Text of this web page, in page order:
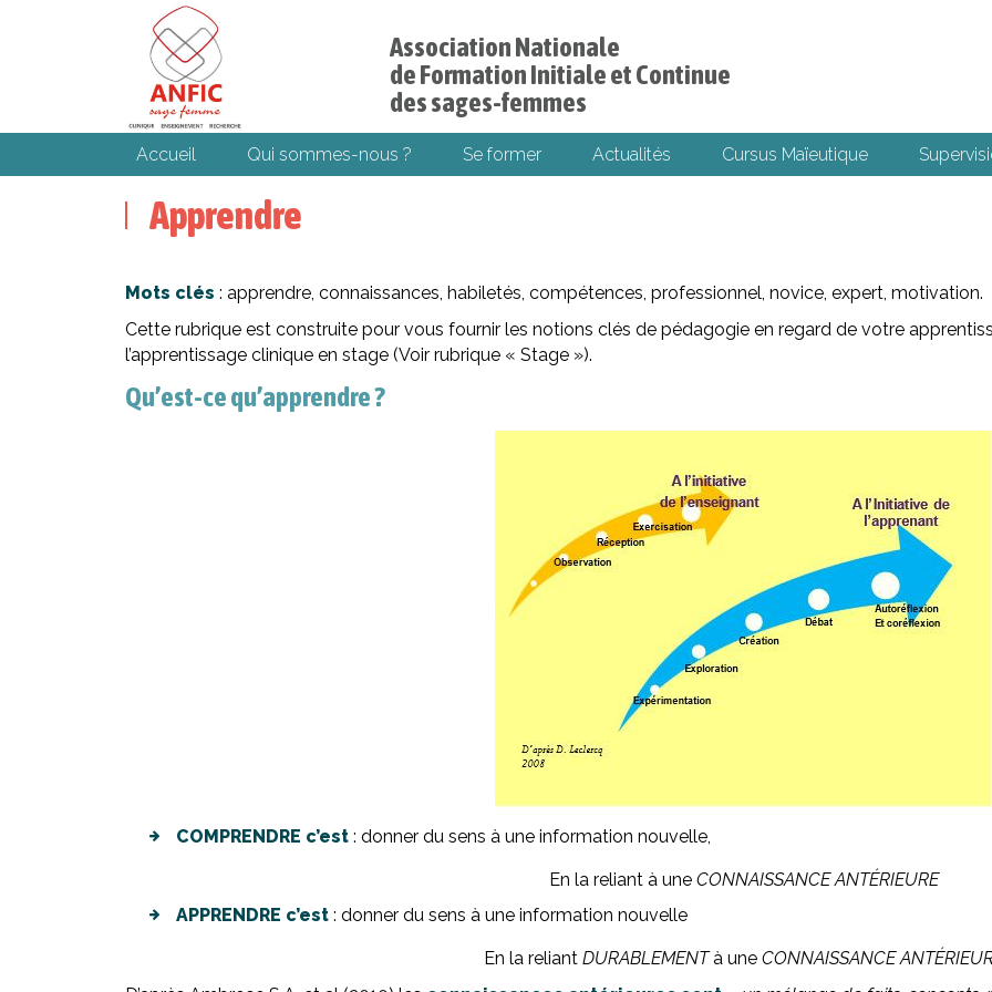
Association Nationale
de Formation Initiale et Continue
des sages-femmes
Accueil Qui sommes-nous ? Se former Actualités Cursus Maïeutique
Apprendre
Mots clés : apprendre, connaissances, habiletés, compétences, professionnel, novice, expert, motivation.
Cette rubrique est construite pour vous fournir les notions clés de pédagogie en regard de votre
l’apprentissage clinique en stage (Voir rubrique « Stage »).
Qu’est-ce qu’apprendre ?
COMPRENDRE c’est : donner du sens à une information nouvelle,
En la reliant à une CONNAISSANCE ANTÉRIEURE
APPRENDRE c’est : donner du sens à une information nouvelle
En la reliant DURABLEMENTà une CONNAISSANCE